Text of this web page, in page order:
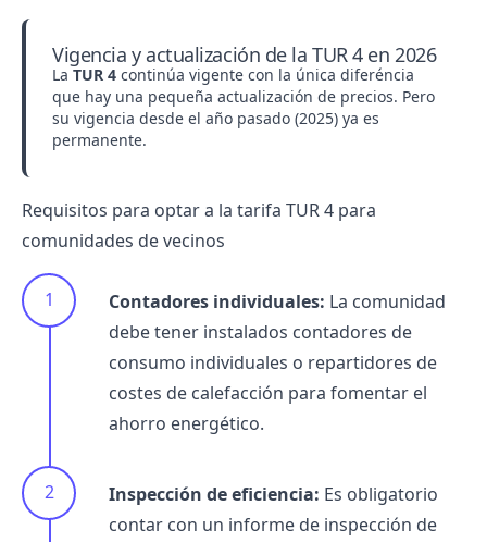
Vigencia y actualización de la TUR 4 en 2026
La TUR 4 continúa vigente con la única diferéncia
que hay una pequeña actualización de precios. Pero
su vigencia desde el año pasado (2025) ya es
permanente.
Requisitos para optar a la tarifa TUR 4 para
comunidades de vecinos
Contadores individuales: La comunidad
debe tener instalados contadores de
consumo individuales o repartidores de
costes de calefacción para fomentar el
ahorro energético.
Inspección de eficiencia: Es obligatorio
contar con un informe de inspección de